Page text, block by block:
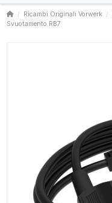
Ricambi Originali Vorwerk
Svuotamento RB7